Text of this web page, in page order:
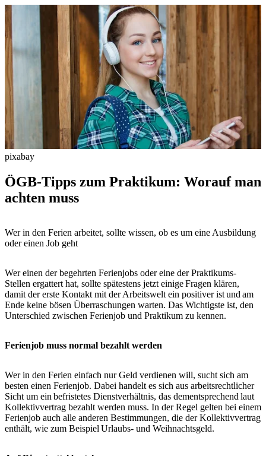
pixabay
ÖGB-Tipps zum Praktikum: Worauf man
achten muss
Wer in den Ferien arbeitet, sollte wissen, ob es um eine Ausbildung
oder einen Job geht
Wer einen der begehrten Ferienjobs oder eine der Praktikums-
Stellen ergattert hat, sollte spätestens jetzt einige Fragen klären,
damit der erste Kontakt mit der Arbeitswelt ein positiver ist und am
Ende keine bösen Überraschungen warten. Das Wichtigste ist, den
Unterschied zwischen Ferienjob und Praktikum zu kennen.
Ferienjob muss normal bezahlt werden
Wer in den Ferien einfach nur Geld verdienen will, sucht sich am
besten einen Ferienjob. Dabei handelt es sich aus arbeitsrechtlicher
Sicht um ein befristetes Dienstverhältnis, das dementsprechend laut
Kollektivvertrag bezahlt werden muss. In der Regel gelten bei einem
Ferienjob auch alle anderen Bestimmungen, die der Kollektivvertrag
enthält, wie zum Beispiel Urlaubs- und Weihnachtsgeld.